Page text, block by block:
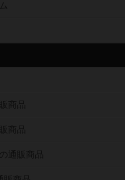
商品
商品
通販商品